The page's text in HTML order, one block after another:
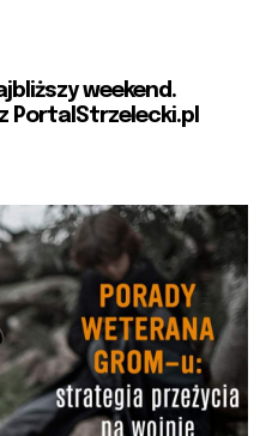
weekend.
PortalStrzelecki.pl